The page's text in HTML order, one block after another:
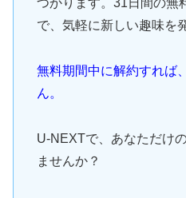
つかります。31日間の無
で、気軽に新しい趣味を
無料期間中に解約すれば
ん。
U-NEXTで、あなただけ
ませんか？